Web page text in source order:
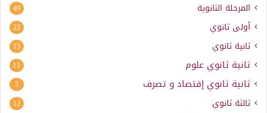
المرحلة الثانوية 49
أولى ثانوي 22
ثانية ثانوي 13
ثانية ثانوي علوم 11
ثانية ثانوي إقتصاد و تصرف 2
ثالثة ثانوي 12